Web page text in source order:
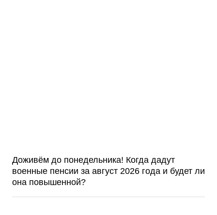
Доживём до понедельника! Когда дадут
военные пенсии за август 2026 года и будет ли
она повышенной?